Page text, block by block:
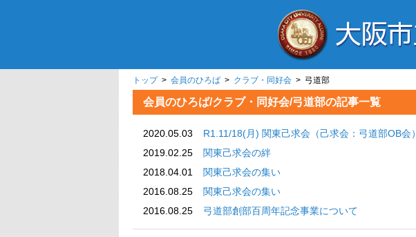
トップ> 会員のひろば > クラブ・同好会 > 弓道部
会員のひろば/クラブ・同好会/弓道部の記事一覧
2020.05.03
R1.11/18(月) 関東己求会（己求会：弓道部OB会）
2019.02.25
関東己求会の絆
2018.04.01
関東己求会の集い
2016.08.25
関東己求会の集い
2016.08.25
弓道部創部百周年記念事業について